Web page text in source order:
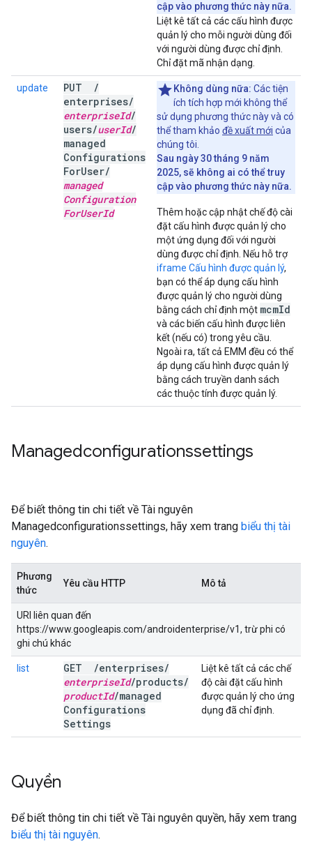
cập vào phương thức này nữa.
Liệt kê tất cả các cấu hình được
quản lý cho mỗi người dùng đối
với người dùng được chỉ định.
Chỉ đặt mã nhận dạng.
update PUT
/
enterprises/
enterpriseId/
users/userId/
managed
Configurations
ForUser/
managed
Configuration
ForUserId
Không dùng nữa: Các tiện
ích tích hợp mới không thể
sử dụng phương thức này và có
thể tham khảo đề xuất mới của
chúng tôi.
Sau ngày 30 tháng 9 năm
2025, sẽ không ai có thể truy
cập vào phương thức này nữa.
Thêm hoặc cập nhật chế độ cài
đặt cấu hình được quản lý cho
một ứng dụng đối với người
dùng được chỉ định. Nếu hỗ trợ
iframe Cấu hình được quản lý,
bạn có thể áp dụng cấu hình
được quản lý cho người dùng
bằng cách chỉ định một mcmId
và các biến cấu hình được liên
kết (nếu có) trong yêu cầu.
Ngoài ra, tất cả EMM đều có thể
áp dụng cấu hình được quản lý
bằng cách truyền danh sách
các thuộc tính được quản lý.
Managedconfigurationssettings
Để biết thông tin chi tiết về Tài nguyên
Managedconfigurationssettings, hãy xem trang biểu thị tài
nguyên.
Phương
thức
Yêu cầu HTTP Mô tả
URI liên quan đến
https://www.googleapis.com/androidenterprise/v1, trừ phi có
ghi chú khác
list GET /enterprises/
enterpriseId/products/
productId/managed
Configurations
Settings
Liệt kê tất cả các chế
độ cài đặt cấu hình
được quản lý cho ứng
dụng đã chỉ định.
Quyền
Để biết thông tin chi tiết về Tài nguyên quyền, hãy xem trang
biểu thị tài nguyên.